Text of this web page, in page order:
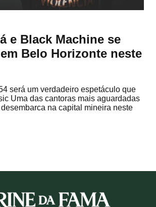
e Black Machine se
Belo Horizonte neste
será um verdadeiro espetáculo que
Uma das cantoras mais aguardadas
na capital mineira neste